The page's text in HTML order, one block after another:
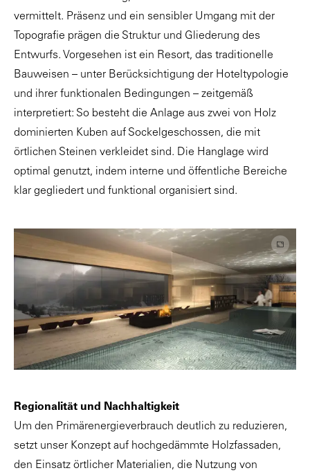
vermittelt. Präsenz und ein sensibler Umgang mit der
Topografie prägen die Struktur und Gliederung des
Entwurfs. Vorgesehen ist ein Resort, das traditionelle
Bauweisen – unter Berücksichtigung der Hoteltypologie
und ihrer funktionalen Bedingungen – zeitgemäß
interpretiert: So besteht die Anlage aus zwei von Holz
dominierten Kuben auf Sockelgeschossen, die mit
örtlichen Steinen verkleidet sind. Die Hanglage wird
optimal genutzt, indem interne und öffentliche Bereiche
klar gegliedert und funktional organisiert sind.
Regionalität und Nachhaltigkeit
Um den Primärenergieverbrauch deutlich zu reduzieren,
setzt unser Konzept auf hochgedämmte Holzfassaden,
den Einsatz örtlicher Materialien, die Nutzung von